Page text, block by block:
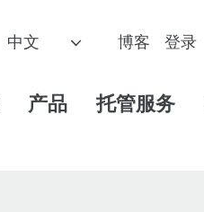
博客 登录
产品 托管服务